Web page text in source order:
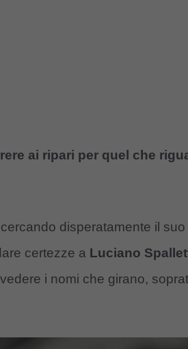
ai ripari per quel che
disperatamente il suo
certezze a Luciano
i nomi che girano,